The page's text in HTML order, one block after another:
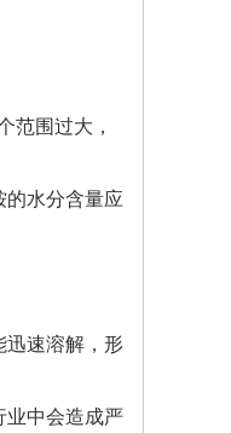
范围过大，
水分含量应
迅速溶解，形
业中会造成严